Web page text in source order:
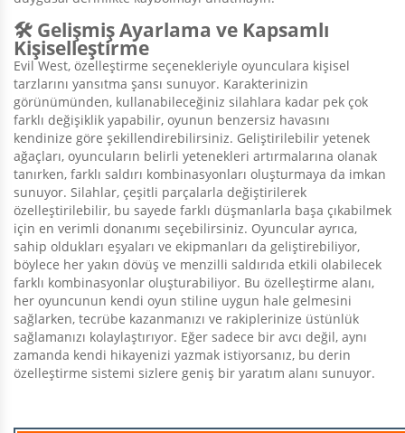
🛠️ Gelişmiş Ayarlama ve Kapsamlı
Kişiselleştirme
Evil West, özelleştirme seçenekleriyle oyunculara kişisel
tarzlarını yansıtma şansı sunuyor. Karakterinizin
görünümünden, kullanabileceğiniz silahlara kadar pek çok
farklı değişiklik yapabilir, oyunun benzersiz havasını
kendinize göre şekillendirebilirsiniz. Geliştirilebilir yetenek
ağaçları, oyuncuların belirli yetenekleri artırmalarına olanak
tanırken, farklı saldırı kombinasyonları oluşturmaya da imkan
sunuyor. Silahlar, çeşitli parçalarla değiştirilerek
özelleştirilebilir, bu sayede farklı düşmanlarla başa çıkabilmek
için en verimli donanımı seçebilirsiniz. Oyuncular ayrıca,
sahip oldukları eşyaları ve ekipmanları da geliştirebiliyor,
böylece her yakın dövüş ve menzilli saldırıda etkili olabilecek
farklı kombinasyonlar oluşturabiliyor. Bu özelleştirme alanı,
her oyuncunun kendi oyun stiline uygun hale gelmesini
sağlarken, tecrübe kazanmanızı ve rakiplerinize üstünlük
sağlamanızı kolaylaştırıyor. Eğer sadece bir avcı değil, aynı
zamanda kendi hikayenizi yazmak istiyorsanız, bu derin
özelleştirme sistemi sizlere geniş bir yaratım alanı sunuyor.